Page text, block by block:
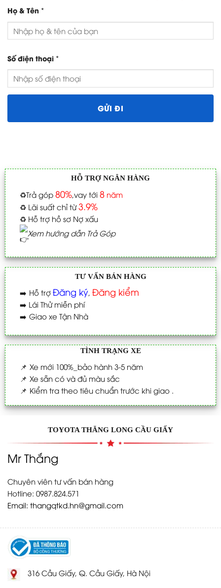
Họ & Tên *
Số điện thoại *
HỖ TRỢ NGÂN HÀNG
♻️Trả góp 80%,vay tới 8năm
♻️ Lãi suất chỉ từ3.9%
♻️ Hỗ trợ hồ sơ Nợ xấu
Xem hướng dẫn Trả Góp
TƯ VẤN BÁN HÀNG
➡️ Hỗ trợ Đăng ký, Đăng kiểm
➡️ Lái Thử miễn phí
➡️ Giao xe Tận Nhà
TÌNH TRẠNG XE
📌 Xe mới 100%_bảo hành 3-5 năm
📌 Xe sẵn có và đủ màu sắc
📌 Kiểm tra theo tiêu chuẩn trước khi giao .
TOYOTA THĂNG LONG CẦU GIẤY
Mr Thắng
Chuyên viên tư vấn bán hàng
Hotline: 0987.824.571
Email: thangqtkd.hn@gmail.com
316 Cầu Giấy, Q. Cầu Giấy, Hà Nội